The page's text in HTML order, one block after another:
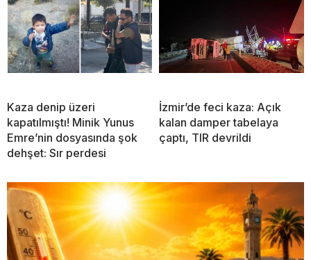
Kaza denip üzeri
kapatılmıştı! Minik Yunus
Emre’nin dosyasında şok
dehşet: Sır perdesi
İzmir’de feci kaza: Açık
kalan damper tabelaya
çaptı, TIR devrildi